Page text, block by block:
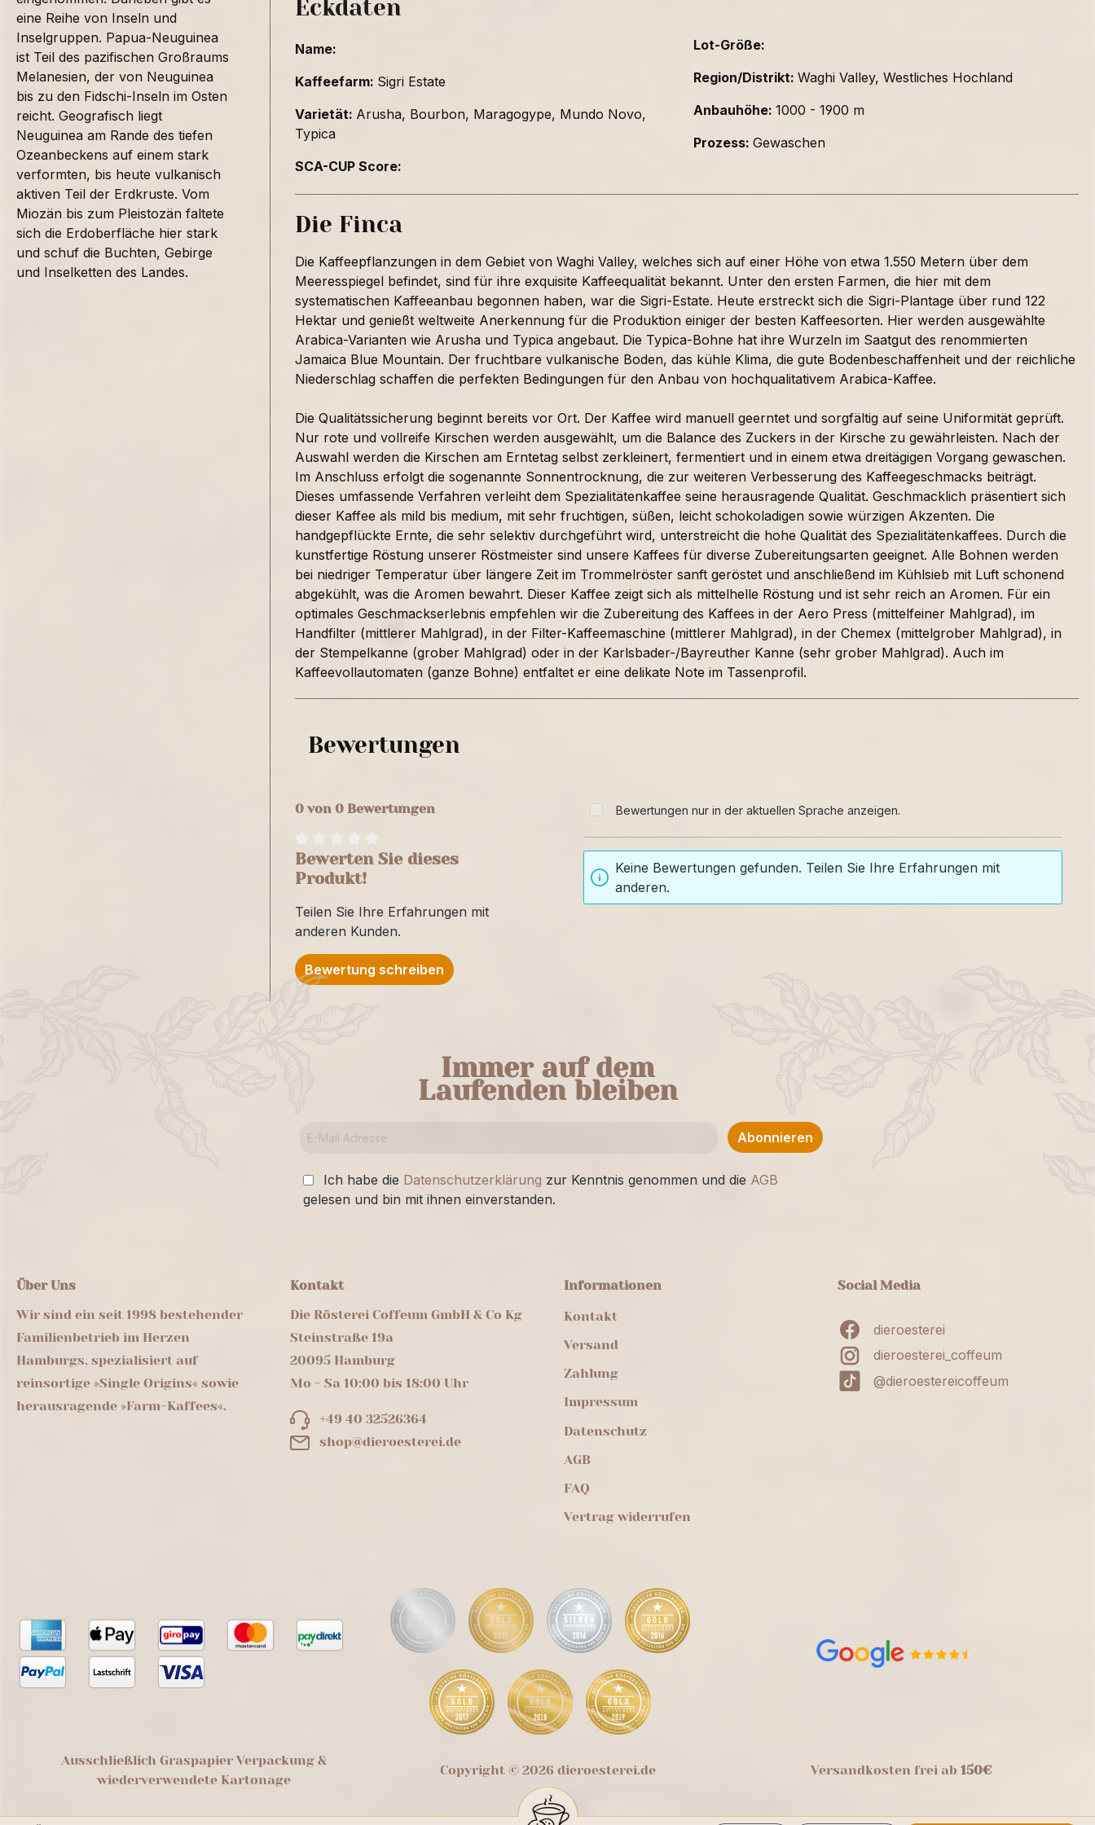
eine Reihe von Inseln und
Inselgruppen. Papua-Neuguinea
ist Teil des pazifischen Großraums
Melanesien, der von Neuguinea
bis zu den Fidschi-Inseln im Osten
reicht. Geografisch liegt
Neuguinea am Rande des tiefen
Ozeanbeckens auf einem stark
verformten, bis heute vulkanisch
aktiven Teil der Erdkruste. Vom
Miozän bis zum Pleistozän faltete
sich die Erdoberfläche hier stark
und schuf die Buchten, Gebirge
und Inselketten des Landes.
Eckdaten
Name:
Kaffeefarm: Sigri Estate
Varietät: Arusha, Bourbon, Maragogype, Mundo Novo,
Typica
SCA-CUP Score:
Lot-Größe:
Region/Distrikt: Waghi Valley, Westliches Hochland
Anbauhöhe: 1000 - 1900 m
Prozess: Gewaschen
Die Finca
Die Kaffeepflanzungen in dem Gebiet von Waghi Valley, welches sich auf einer Höhe von etwa 1.550 Metern über dem
Meeresspiegel befindet, sind für ihre exquisite Kaffeequalität bekannt. Unter den ersten Farmen, die hier mit dem
systematischen Kaffeeanbau begonnen haben, war die Sigri-Estate. Heute erstreckt sich die Sigri-Plantage über rund 122
Hektar und genießt weltweite Anerkennung für die Produktion einiger der besten Kaffeesorten. Hier werden ausgewählte
Arabica-Varianten wie Arusha und Typica angebaut. Die Typica-Bohne hat ihre Wurzeln im Saatgut des renommierten
Jamaica Blue Mountain. Der fruchtbare vulkanische Boden, das kühle Klima, die gute Bodenbeschaffenheit und der reichliche
Niederschlag schaffen die perfekten Bedingungen für den Anbau von hochqualitativem Arabica-Kaffee.
Die Qualitätssicherung beginnt bereits vor Ort. Der Kaffee wird manuell geerntet und sorgfältig auf seine Uniformität geprüft.
Nur rote und vollreife Kirschen werden ausgewählt, um die Balance des Zuckers in der Kirsche zu gewährleisten. Nach der
Auswahl werden die Kirschen am Erntetag selbst zerkleinert, fermentiert und in einem etwa dreitägigen Vorgang gewaschen.
Im Anschluss erfolgt die sogenannte Sonnentrocknung, die zur weiteren Verbesserung des Kaffeegeschmacks beiträgt.
Dieses umfassende Verfahren verleiht dem Spezialitätenkaffee seine herausragende Qualität. Geschmacklich präsentiert sich
dieser Kaffee als mild bis medium, mit sehr fruchtigen, süßen, leicht schokoladigen sowie würzigen Akzenten. Die
handgepflückte Ernte, die sehr selektiv durchgeführt wird, unterstreicht die hohe Qualität des Spezialitätenkaffees. Durch die
kunstfertige Röstung unserer Röstmeister sind unsere Kaffees für diverse Zubereitungsarten geeignet. Alle Bohnen werden
bei niedriger Temperatur über längere Zeit im Trommelröster sanft geröstet und anschließend im Kühlsieb mit Luft schonend
abgekühlt, was die Aromen bewahrt. Dieser Kaffee zeigt sich als mittelhelle Röstung und ist sehr reich an Aromen. Für ein
optimales Geschmackserlebnis empfehlen wir die Zubereitung des Kaffees in der Aero Press (mittelfeiner Mahlgrad), im
Handfilter (mittlerer Mahlgrad), in der Filter-Kaffeemaschine (mittlerer Mahlgrad), in der Chemex (mittelgrober Mahlgrad), in
der Stempelkanne (grober Mahlgrad) oder in der Karlsbader-/Bayreuther Kanne (sehr grober Mahlgrad). Auch im
Kaffeevollautomaten (ganze Bohne) entfaltet er eine delikate Note im Tassenprofil.
Bewertungen
0 von 0 Bewertungen
Bewerten Sie dieses
Produkt!
Teilen Sie Ihre Erfahrungen mit
anderen Kunden.
Bewertung schreiben
Bewertungen nur in der aktuellen Sprache anzeigen.
Keine Bewertungen gefunden. Teilen Sie Ihre Erfahrungen mit
anderen.
Immer auf dem
Laufenden bleiben
Abonnieren
Ich habe die Datenschutzerklärung zur Kenntnis genommen und die AGB
gelesen und bin mit ihnen einverstanden.
Über Uns
Wir sind ein seit 1998 bestehender
Familienbetrieb im Herzen
Hamburgs, spezialisiert auf
reinsortige »Single Origins« sowie
herausragende »Farm-Kaffees«.
Kontakt
Die Rösterei Coffeum GmbH & Co Kg
Steinstraße 19a
20095 Hamburg
Mo - Sa 10:00 bis 18:00 Uhr
+49 40 32526364
shop@dieroesterei.de
Informationen
Kontakt
Versand
Zahlung
Impressum
Datenschutz
AGB
FAQ
Vertrag widerrufen
Social Media
dieroesterei
dieroesterei_coffeum
@dieroestereicoffeum
Ausschließlich Graspapier Verpackung &
wiederverwendete Kartonage
Copyright © 2026 dieroesterei.de Versandkosten frei ab150€